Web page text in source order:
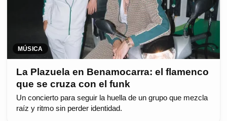
MÚSICA
La Plazuela en Benamocarra: el flamenco
que se cruza con el funk
Un concierto para seguir la huella de un grupo que mezcla
raíz y ritmo sin perder identidad.